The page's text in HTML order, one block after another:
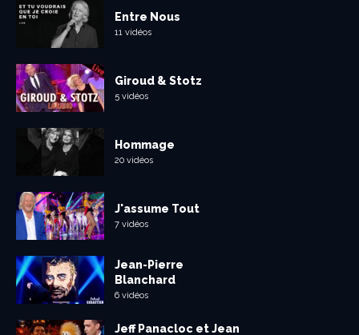
Entre Nous
11 vidéos
Giroud & Stotz
5 vidéos
Hommage
20 vidéos
J'assume Tout
7 vidéos
Jean-Pierre
Blanchard
6 vidéos
Jeff Panacloc et Jean